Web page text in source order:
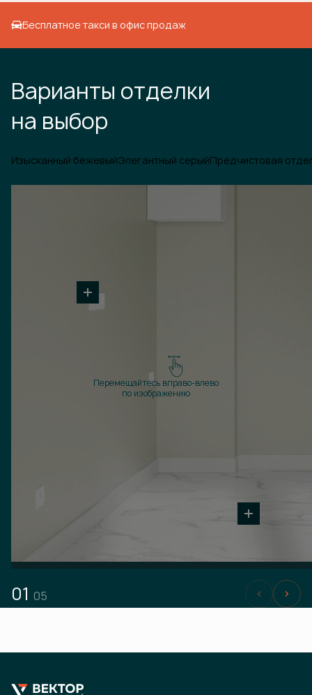
Бесплатное такси в офис продаж
Варианты отделки
на выбор
Изысканный бежевыйЭлегантный серыйПредчистовая
Перемещайтесь вправо-влево
по изображению
01 05